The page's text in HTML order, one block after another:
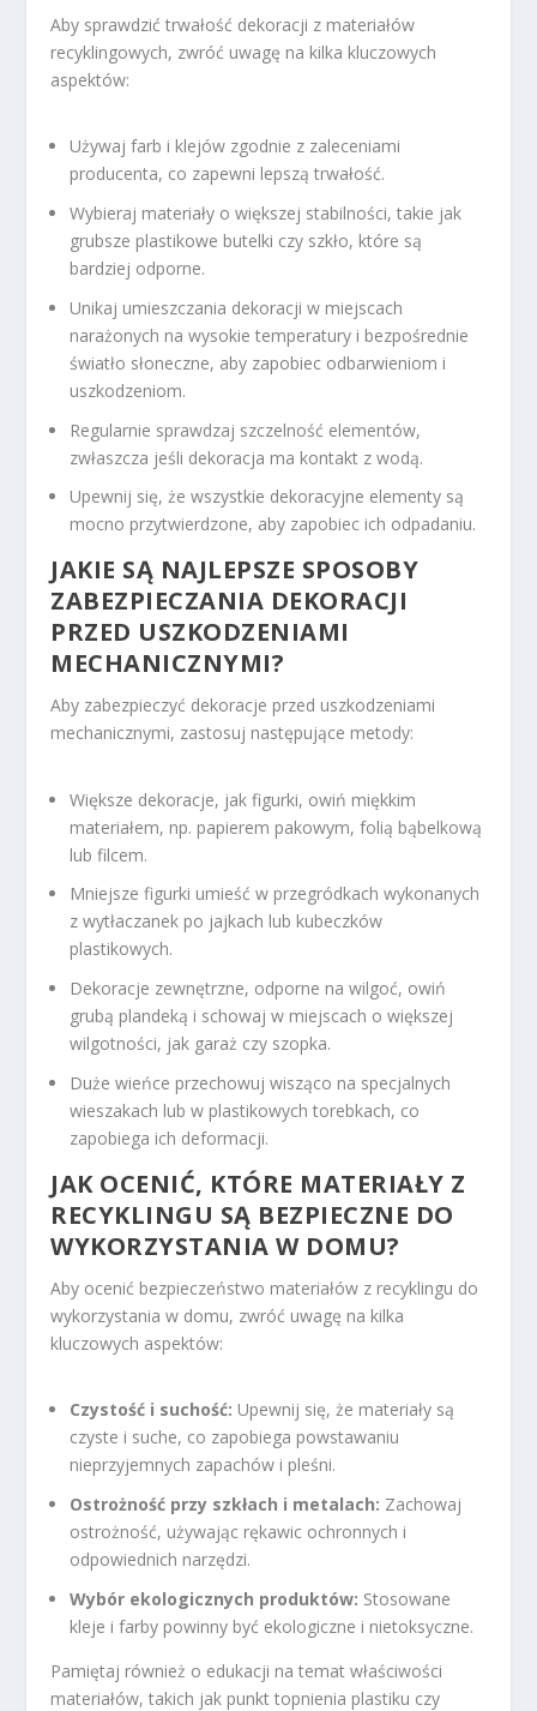
Aby sprawdzić trwałość dekoracji z materiałów
recyklingowych, zwróć uwagę na kilka kluczowych
aspektów:
Używaj farb i klejów zgodnie z zaleceniami
producenta, co zapewni lepszą trwałość.
Wybieraj materiały o większej stabilności, takie jak
grubsze plastikowe butelki czy szkło, które są
bardziej odporne.
Unikaj umieszczania dekoracji w miejscach
narażonych na wysokie temperatury i bezpośrednie
światło słoneczne, aby zapobiec odbarwieniom i
uszkodzeniom.
Regularnie sprawdzaj szczelność elementów,
zwłaszcza jeśli dekoracja ma kontakt z wodą.
Upewnij się, że wszystkie dekoracyjne elementy są
mocno przytwierdzone, aby zapobiec ich odpadaniu.
JAKIE SĄ NAJLEPSZE SPOSOBY
ZABEZPIECZANIA DEKORACJI
PRZED USZKODZENIAMI
MECHANICZNYMI?
Aby zabezpieczyć dekoracje przed uszkodzeniami
mechanicznymi, zastosuj następujące metody:
Większe dekoracje, jak figurki, owiń miękkim
materiałem, np. papierem pakowym, folią bąbelkową
lub filcem.
Mniejsze figurki umieść w przegródkach wykonanych
z wytłaczanek po jajkach lub kubeczków
plastikowych.
Dekoracje zewnętrzne, odporne na wilgoć, owiń
grubą plandeką i schowaj w miejscach o większej
wilgotności, jak garaż czy szopka.
Duże wieńce przechowuj wisząco na specjalnych
wieszakach lub w plastikowych torebkach, co
zapobiega ich deformacji.
JAK OCENIĆ, KTÓRE MATERIAŁY Z
RECYKLINGU SĄ BEZPIECZNE DO
WYKORZYSTANIA W DOMU?
Aby ocenić bezpieczeństwo materiałów z recyklingu do
wykorzystania w domu, zwróć uwagę na kilka
kluczowych aspektów:
Czystość i suchość: Upewnij się, że materiały są
czyste i suche, co zapobiega powstawaniu
nieprzyjemnych zapachów i pleśni.
Ostrożność przy szkłach i metalach: Zachowaj
ostrożność, używając rękawic ochronnych i
odpowiednich narzędzi.
Wybór ekologicznych produktów: Stosowane
kleje i farby powinny być ekologiczne i nietoksyczne.
Pamiętaj również o edukacji na temat właściwości
materiałów, takich jak punkt topnienia plastiku czy